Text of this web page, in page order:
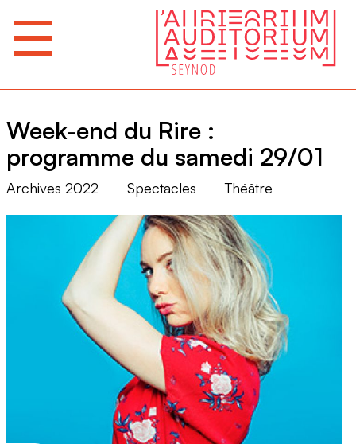
Week-end du Rire :
programme du samedi 29/01
Archives 2022 Spectacles Théâtre